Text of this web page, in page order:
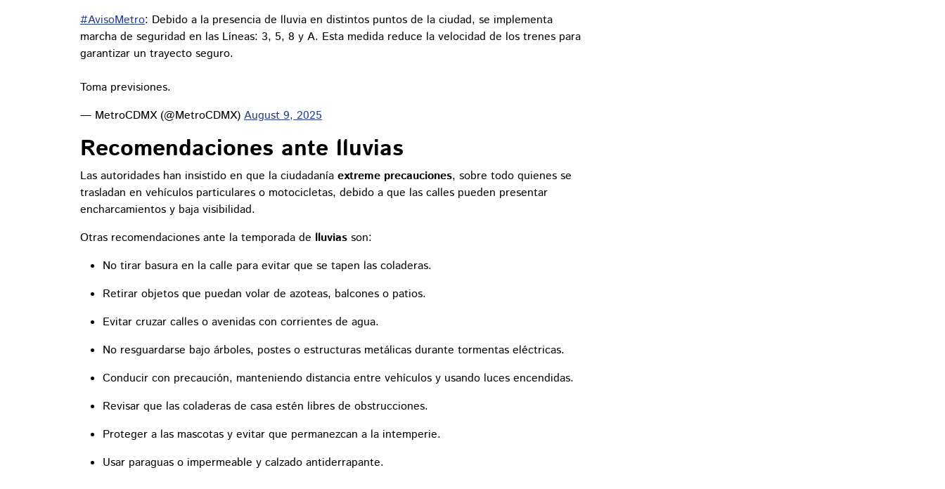
#AvisoMetro: Debido a la presencia de lluvia en distintos puntos de la ciudad, se implementa
marcha de seguridad en las Líneas: 3, 5, 8 y A. Esta medida reduce la velocidad de los trenes para
garantizar un trayecto seguro.
Toma previsiones.
— MetroCDMX (@MetroCDMX) August 9, 2025
Recomendaciones ante lluvias
Las autoridades han insistido en que la ciudadanía extreme precauciones, sobre todo quienes se
trasladan en vehículos particulares o motocicletas, debido a que las calles pueden presentar
encharcamientos y baja visibilidad.
Otras recomendaciones ante la temporada de lluvias son:
No tirar basura en la calle para evitar que se tapen las coladeras.
Retirar objetos que puedan volar de azoteas, balcones o patios.
Evitar cruzar calles o avenidas con corrientes de agua.
No resguardarse bajo árboles, postes o estructuras metálicas durante tormentas eléctricas.
Conducir con precaución, manteniendo distancia entre vehículos y usando luces encendidas.
Revisar que las coladeras de casa estén libres de obstrucciones.
Proteger a las mascotas y evitar que permanezcan a la intemperie.
Usar paraguas o impermeable y calzado antiderrapante.